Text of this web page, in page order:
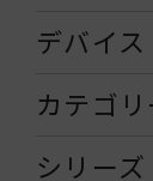
デバイス
カテゴリ
シリーズ